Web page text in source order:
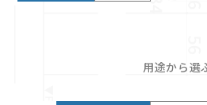
用途から選